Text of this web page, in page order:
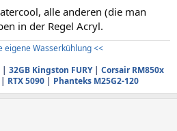
alle anderen (die man
in der Regel Acryl.
eigene Wasserkühlung <<
| 32GB Kingston FURY| Corsair RM850x
RTX 5090| Phanteks M25G2-120